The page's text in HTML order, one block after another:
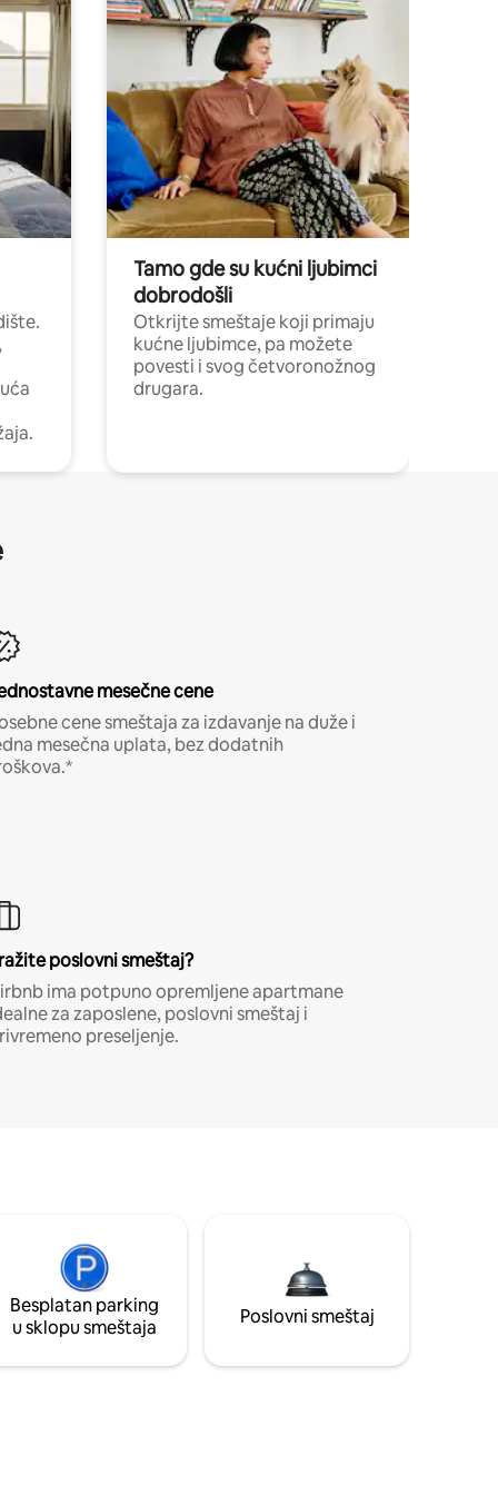
Tamo gde su kućni ljubimci
dobrodošli
Otkrijte smeštaje koji primaju
kućne ljubimce, pa možete
povesti i svog četvoronožnog
drugara.
mesečne cene
cene smeštaja za izdavanje na duže i
mesečna uplata, bez dodatnih
poslovni smeštaj?
ima potpuno opremljene apartmane
za zaposlene, poslovni smeštaj i
preseljenje.
Besplatan parking
u sklopu smeštaja
Poslovni smeštaj